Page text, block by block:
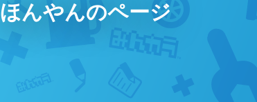
ほんやんのページ